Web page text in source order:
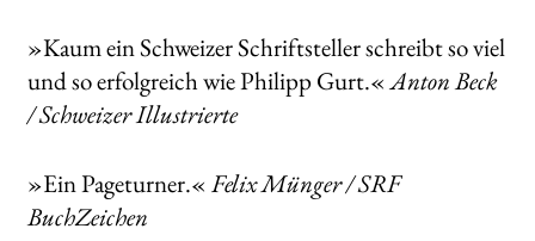
»Kaum ein Schweizer Schriftsteller schreibt so viel
und so erfolgreich wie Philipp Gurt.«Anton Beck
/ Schweizer Illustrierte
»Ein Pageturner.« Felix Münger / SRF
BuchZeichen